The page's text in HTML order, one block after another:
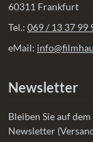
60311 Frankfurt
Tel.: 069 / 13 37 99
eMail:
Newsletter
Bleiben Sie auf
Newsletter